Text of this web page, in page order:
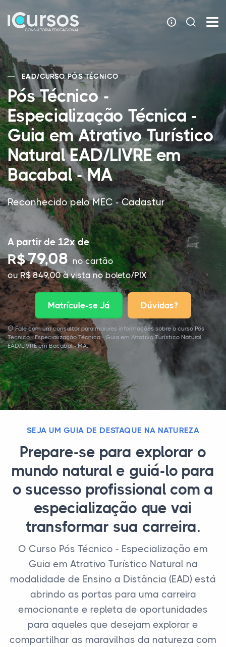
EAD/CURSO PÓS TÉCNICO
Pós Técnico -
Especialização Técnica -
Guia em Atrativo Turístico
Natural EAD/LIVRE em
Bacabal - MA
Reconhecido pelo MEC - Cadastur
A partir de 12x de
R$79,08 no cartão
ou R$ 849,00 à vista no boleto/PIX
Matrícule-se Já Dúvidas?
Fale com um consultor para maiores informações sobre o curso Pós
Técnico - Especialização Técnica - Guia em Atrativo Turístico Natural
EAD/LIVRE em Bacabal - MA.
SEJA UM GUIA DE DESTAQUE NA NATUREZA
Prepare-se para explorar o
mundo natural e guiá-lo para
o sucesso profissional com a
especialização que vai
transformar sua carreira.
O Curso Pós Técnico - Especialização em
Guia em Atrativo Turístico Natural na
modalidade de Ensino a Distância (EAD) está
abrindo as portas para uma carreira
emocionante e repleta de oportunidades
para aqueles que desejam explorar e
compartilhar as maravilhas da natureza com